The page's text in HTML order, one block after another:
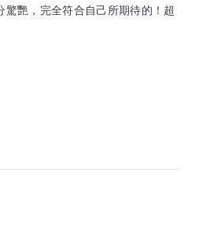
艷，完全符合自己所期待的！超